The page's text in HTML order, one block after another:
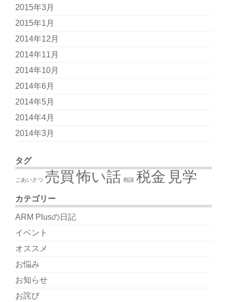
2015年3月
2015年1月
2014年12月
2014年11月
2014年10月
2014年6月
2014年5月
2014年4月
2014年3月
タグ
ごあいさつ 売買怖い話 相談 税金 見学
カテゴリー
ARM Plusの日記
イベント
オススメ
お悩み
お知らせ
お詫び